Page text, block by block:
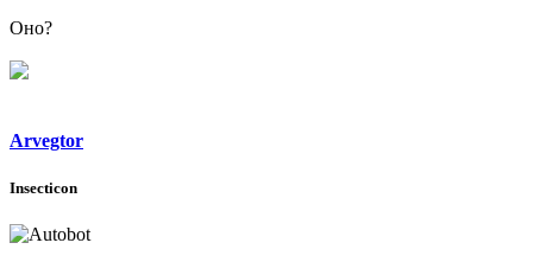
Оно?
Arvegtor
Insecticon